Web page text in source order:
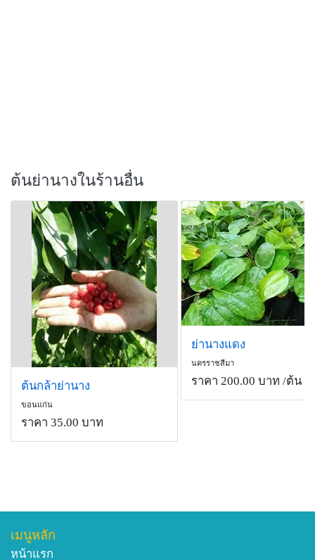
ต้นย่านางในร้านอื่น
ต้นกล้าย่านาง
ขอนแก่น
ราคา 35.00 บาท
ย่านางแดง
นครราชสีมา
ราคา 200.00 บาท /ต้น
เมนูหลัก
หน้าแรก